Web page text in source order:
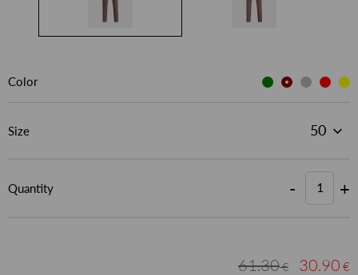
Color
Size
Quantity - +
61.30€ 30.90 €